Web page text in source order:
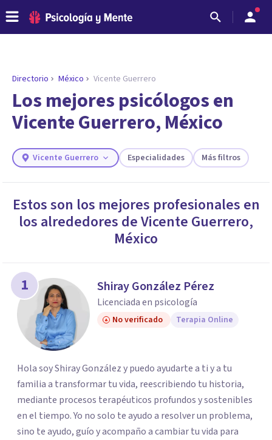
ENCONTRAR MI TERAPEUTA
¿Necesitas ayuda para encontrar el
psicólogo adecuado?
Responde a unas breves preguntas y te ofreceremos
necesidades.
Directorio México Vicente Guerrero
Los mejores psicólogos en
Vicente Guerrero, México
Vicente Guerrero Especialidades Más filtros
Estos son los mejores profesionales en
los alrededores deVicente Guerrero,
México
1 Shiray González Pérez
Licenciada en psicología
No verificado Terapia Online
Hola soy Shiray González y puedo ayudarte a ti y a tu
familia a transformar tu vida, reescribiendo tu historia,
mediante procesos terapéuticos profundos y sostenibles
en el tiempo. Yo no solo te ayudo a resolver un problema,
sino te ayudo, guío y acompaño a cambiar tu vida para